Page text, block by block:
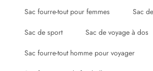
Sac fourre-tout pour femmes Sac
Sac de sport Sac de voyage à dos
Sac fourre-tout homme pour voyager